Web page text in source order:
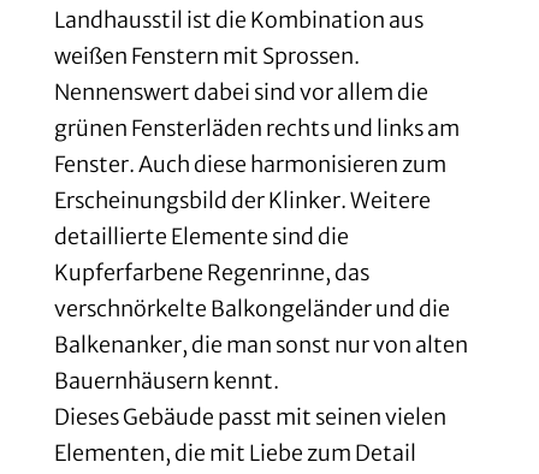
Landhausstil ist die Kombination aus
weißen Fenstern mit Sprossen.
Nennenswert dabei sind vor allem die
grünen Fensterläden rechts und links am
Fenster. Auch diese harmonisieren zum
Erscheinungsbild der Klinker. Weitere
detaillierte Elemente sind die
Kupferfarbene Regenrinne, das
verschnörkelte Balkongeländer und die
Balkenanker, die man sonst nur von alten
Bauernhäusern kennt.
Dieses Gebäude passt mit seinen vielen
Elementen, die mit Liebe zum Detail